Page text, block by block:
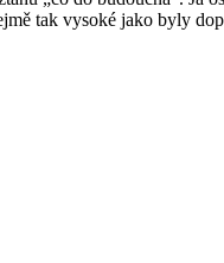
tak vysoké jako byly